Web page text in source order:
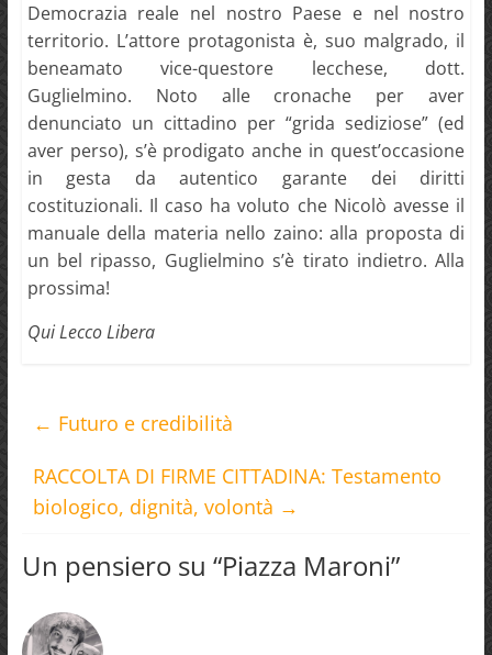
Democrazia reale nel nostro Paese e nel nostro
territorio. L’attore protagonista è, suo malgrado, il
beneamato vice-questore lecchese, dott.
Guglielmino. Noto alle cronache per aver
denunciato un cittadino per “grida sediziose” (ed
aver perso), s’è prodigato anche in quest’occasione
in gesta da autentico garante dei diritti
costituzionali. Il caso ha voluto che Nicolò avesse il
manuale della materia nello zaino: alla proposta di
un bel ripasso, Guglielmino s’è tirato indietro. Alla
prossima!
Qui Lecco Libera
← Futuro e credibilità
RACCOLTA DI FIRME CITTADINA: Testamento
biologico, dignità, volontà →
Un pensiero su “Piazza Maroni”